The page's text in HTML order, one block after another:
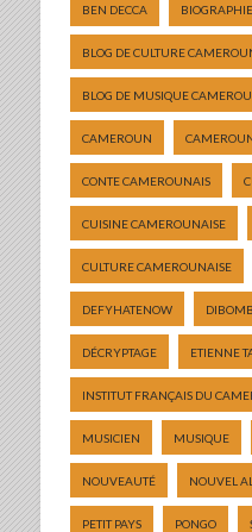
BEN DECCA BIOGRAPHIE
BLOG DE CULTURE
BLOG DE MUSIQUE
CAMEROUN
CONTE CAMEROUNAIS
CUISINE CAMEROUNAISE
CULTURE CAMEROUNAISE
DEFYHATENOW
DÉCRYPTAGE ETIENNE
INSTITUT FRANÇAIS DU
MUSICIEN MUSIQUE
NOUVEAUTÉ NOUVEL
PETIT PAYS PONGO